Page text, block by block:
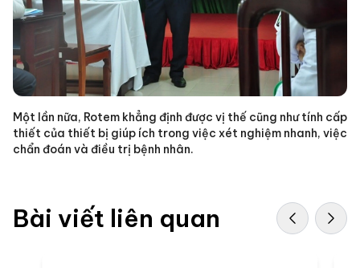
Một lần nữa, Rotem khẳng định được vị thế cũng như tính cấp
thiết của thiết bị giúp ích trong việc xét nghiệm nhanh, việc
chẩn đoán và điều trị bệnh nhân.
Bài viết liên quan